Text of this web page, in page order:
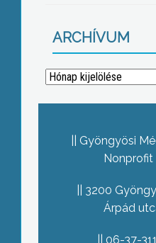
ARCHÍVUM
Archívum
Gyöngyösi
Nonprofit
3200
Árpád
06-37-